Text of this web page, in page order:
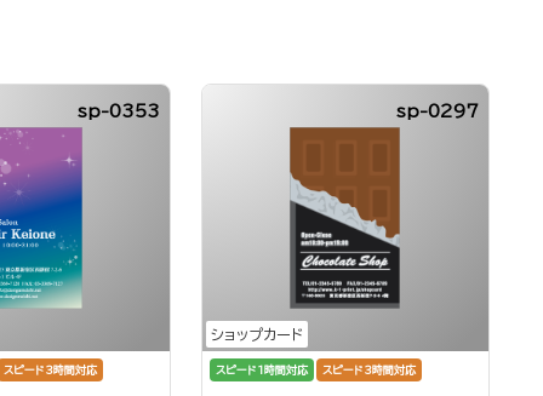
sp-0353
スピード3時間対応
ショップカード
sp-0297
スピード1時間対応 スピード3時間対応